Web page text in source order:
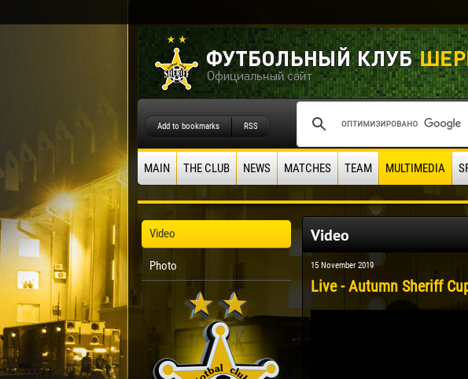
Add to bookmarks RSS
MAIN THE CLUB NEWS MATCHES TEAM MULTIMEDIA
Video
Photo
Video
15 November 2019
Live - Autumn Sheriff